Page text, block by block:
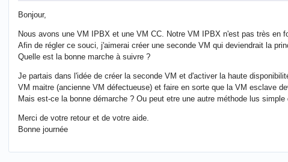
Bonjour,
Nous avons une VM IPBX et une VM CC. Notre VM IPBX n'est pas très en
Afin de régler ce souci, j'aimerai créer une seconde VM qui deviendrait la
Quelle est la bonne marche à suivre ?
Je partais dans l'idée de créer la seconde VM et d'activer la haute
VM maitre (ancienne VM défectueuse) et faire en sorte que la VM esclave
Mais est-ce la bonne démarche ? Ou peut etre une autre méthode lus
Merci de votre retour et de votre aide.
Bonne journée